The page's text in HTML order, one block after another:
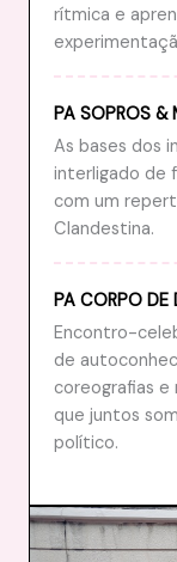
rítmica e
PA SOPROS &
As bases dos
interligado de
com um
Clandestina.
PA CORPO DE
Encontro-
de
coreografias
que juntos
político.